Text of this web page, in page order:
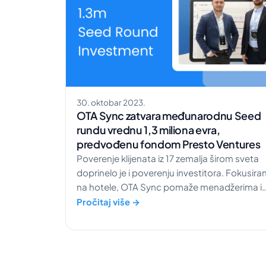
30. oktobar 2023.
OTA Sync zatvara međunarodnu Seed
rundu vrednu 1,3 miliona evra,
predvođenu fondom Presto Ventures
Poverenje klijenata iz 17 zemalja širom sveta
doprinelo je i poverenju investitora.
na hotele, OTA Sync pomaže menadžerima i
zaposlenima da upravljaju poslovanjem sa
najavljujemo uspešno zatvaranje proširene
Pročitaj više →